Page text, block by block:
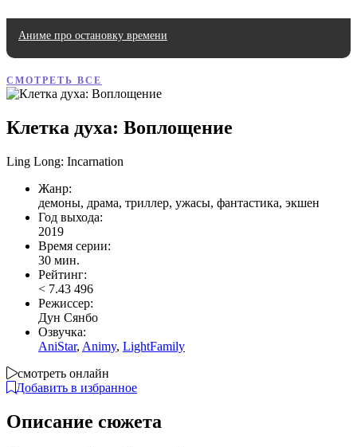
Аниме про остановку времени
СМОТРЕТЬ ВСЕ
Клетка духа: Воплощение
Ling Long: Incarnation
Жанр:
демоны, драма, триллер, ужасы, фантастика, экшен
Год выхода:
2019
Время серии:
30 мин.
Рейтинг:
< 7.43 496
Режиссер:
Дун Сянбо
Озвучка:
AniStar, Animy, LightFamily
смотреть онлайн
Добавить в избранное
Описание сюжета